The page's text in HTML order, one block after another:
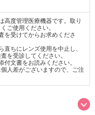
高度管理医療機器です。取り
ご使用ください。
を受けてからお求めくださ
直ちにレンズ使用を中止し、
を受診してください。
付文書をお読みください。
人差がございますので、ご注